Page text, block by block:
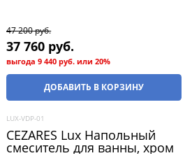
47 200 руб.
37 760 руб.
выгода9 440 руб. или20%
ДОБАВИТЬ В КОРЗИНУ
LUX-VDP-01
CEZARES Lux Напольный
смеситель для ванны, хром